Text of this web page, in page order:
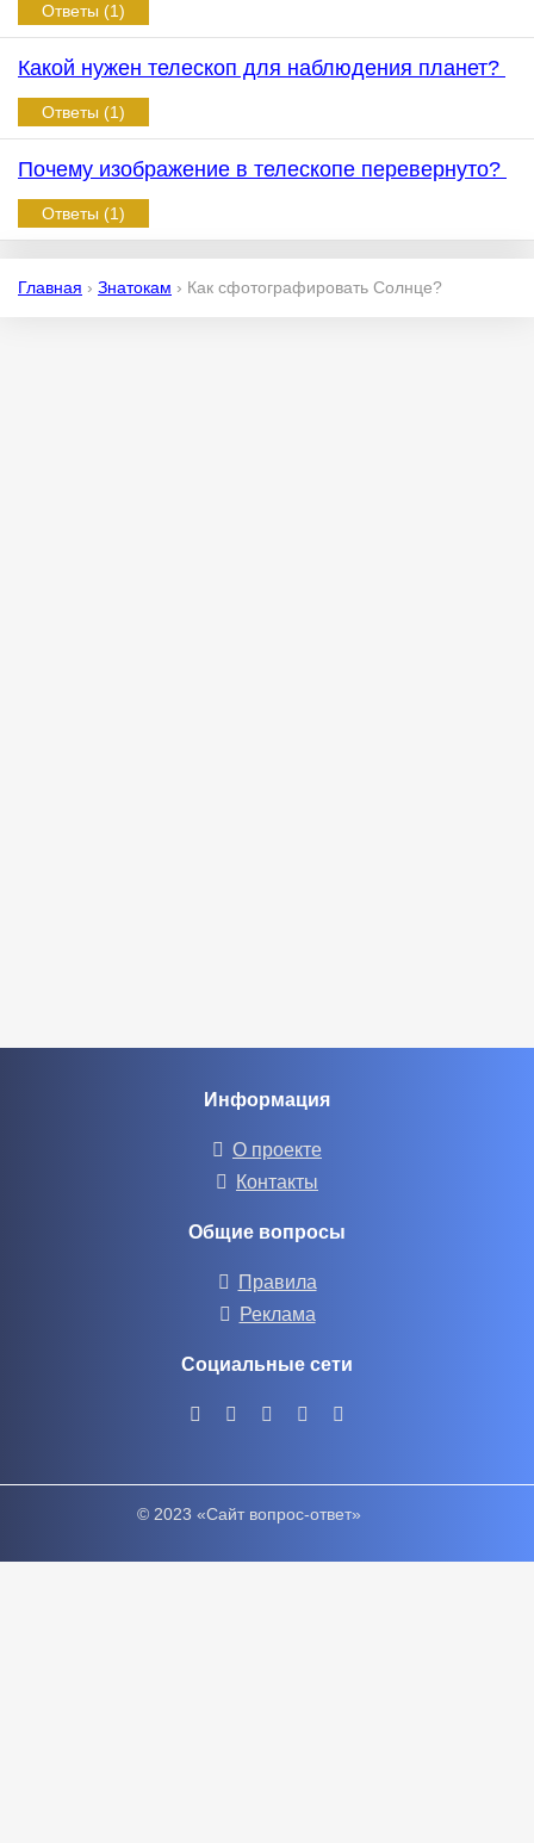
Ответы (1)
Какой нужен телескоп для наблюдения планет?
Ответы (1)
Почему изображение в телескопе перевернуто?
Ответы (1)
Главная › Знатокам › Как сфотографировать Солнце?
Информация
О проекте
Контакты
Общие вопросы
Правила
Реклама
Социальные сети
© 2023 «Сайт вопрос-ответ»